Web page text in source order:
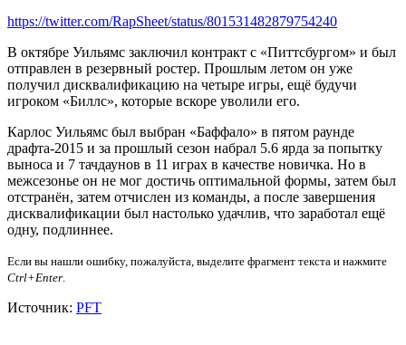
https://twitter.com/RapSheet/status/801531482879754240
В октябре Уильямс заключил контракт с «Питтсбургом» и был
отправлен в резервный ростер. Прошлым летом он уже
получил дисквалификацию на четыре игры, ещё будучи
игроком «Биллс», которые вскоре уволили его.
Карлос Уильямс был выбран «Баффало» в пятом раунде
драфта-2015 и за прошлый сезон набрал 5.6 ярда за попытку
выноса и 7 тачдаунов в 11 играх в качестве новичка. Но в
межсезонье он не мог достичь оптимальной формы, затем был
отстранён, затем отчислен из команды, а после завершения
дисквалификации был настолько удачлив, что заработал ещё
одну, подлиннее.
Если вы нашли ошибку, пожалуйста, выделите фрагмент текста и нажмите
Ctrl+Enter.
Источник: PFT